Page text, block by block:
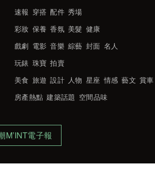
速報 穿搭 配件 秀場
彩妝 保養 香氛 美髮 健康
戲劇 電影 音樂 綜藝 封面 名人
玩錶 珠寶 拍賣
美食 旅遊 設計 人物 星座 情感 藝文 賞車
房產熱點 建築話題 空間品味
M’INT電子報